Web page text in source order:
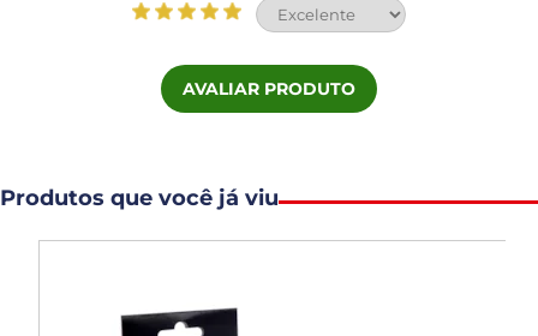
AVALIAR PRODUTO
Produtos que você já viu